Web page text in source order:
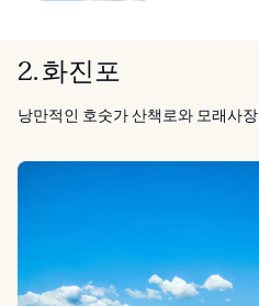
2. 화진포
낭만적인 호숫가 산책로와 모래사장